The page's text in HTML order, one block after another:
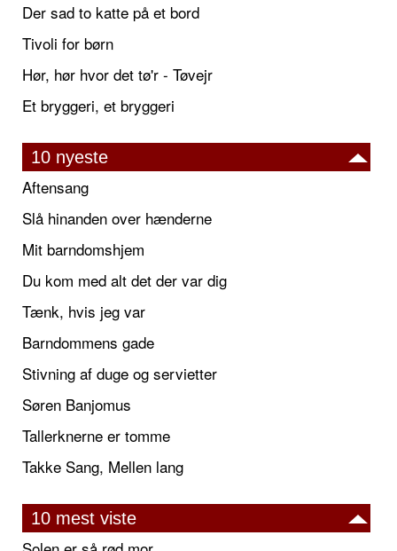
Der sad to katte på et bord
Tivoli for børn
Hør, hør hvor det tø'r - Tøvejr
Et bryggeri, et bryggeri
10 nyeste
Aftensang
Slå hinanden over hænderne
Mit barndomshjem
Du kom med alt det der var dig
Tænk, hvis jeg var
Barndommens gade
Stivning af duge og servietter
Søren Banjomus
Tallerknerne er tomme
Takke Sang, Mellen lang
10 mest viste